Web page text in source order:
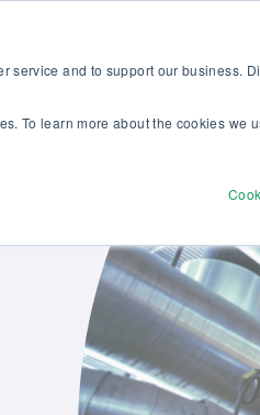
service and to support our business.
To learn more about the cookies we
Servicios